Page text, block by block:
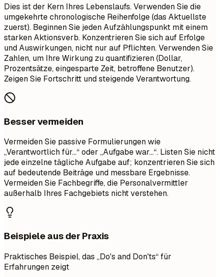
Dies ist der Kern Ihres Lebenslaufs. Verwenden Sie die
umgekehrte chronologische Reihenfolge (das Aktuellste
zuerst). Beginnen Sie jeden Aufzählungspunkt mit einem
starken Aktionsverb. Konzentrieren Sie sich auf Erfolge
und Auswirkungen, nicht nur auf Pflichten. Verwenden Sie
Zahlen, um Ihre Wirkung zu quantifizieren (Dollar,
Prozentsätze, eingesparte Zeit, betroffene Benutzer).
Zeigen Sie Fortschritt und steigende Verantwortung.
Besser vermeiden
Vermeiden Sie passive Formulierungen wie
„Verantwortlich für…“ oder „Aufgabe war…“. Listen Sie nicht
jede einzelne tägliche Aufgabe auf; konzentrieren Sie sich
auf bedeutende Beiträge und messbare Ergebnisse.
Vermeiden Sie Fachbegriffe, die Personalvermittler
außerhalb Ihres Fachgebiets nicht verstehen.
Beispiele aus der Praxis
Praktisches Beispiel, das „Do's and Don'ts“ für
Erfahrungen zeigt